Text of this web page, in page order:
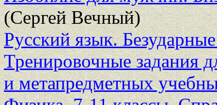
(Сергей Вечный)
Русский язык.
Тренировочные задания
и метапредметных